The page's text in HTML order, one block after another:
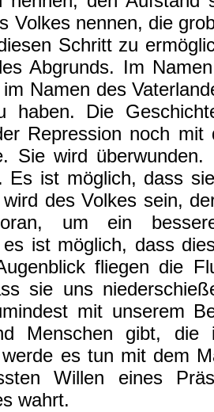
Volkes nennen, die
Schritt zu
Abgrunds. Im
Namen des
haben. Die
Repression noch mit
Sie wird
Es ist möglich, dass
des Volkes sein,
um ein
es ist möglich, dass
fliegen die
sie uns
mit unserem
Menschen gibt, die
es tun mit dem
Willen eines
wahrt.